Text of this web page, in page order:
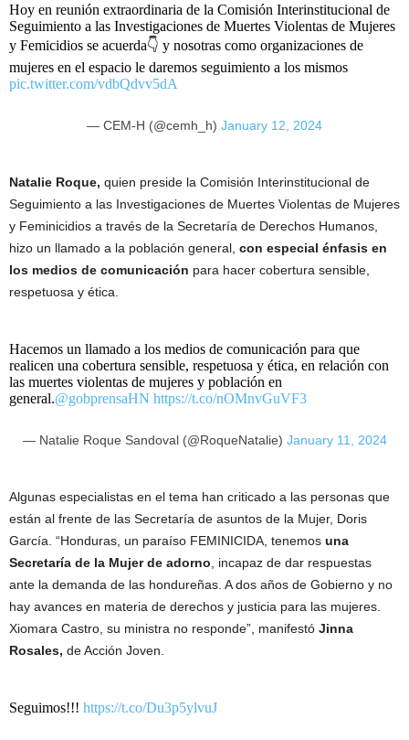
Hoy en reunión extraordinaria de la Comisión Interinstitucional de
Seguimiento a las Investigaciones de Muertes Violentas de Mujeres
y Femicidios se acuerda👇 y nosotras como organizaciones de
mujeres en el espacio le daremos seguimiento a los mismos
pic.twitter.com/vdbQdvv5dA
— CEM-H (@cemh_h) January 12, 2024
Natalie Roque, quien preside la Comisión Interinstitucional de
Seguimiento a las Investigaciones de Muertes Violentas de Mujeres
y Feminicidios a través de la Secretaría de Derechos Humanos,
hizo un llamado a la población general, con especial énfasis en
los medios de comunicación para hacer cobertura sensible,
respetuosa y ética.
Hacemos un llamado a los medios de comunicación para que
realicen una cobertura sensible, respetuosa y ética, en relación con
las muertes violentas de mujeres y población en
general.@gobprensaHN https://t.co/nOMnvGuVF3
— Natalie Roque Sandoval (@RoqueNatalie) January 11, 2024
Algunas especialistas en el tema han criticado a las personas que
están al frente de las Secretaría de asuntos de la Mujer, Doris
García. “Honduras, un paraíso FEMINICIDA, tenemos una
Secretaría de la Mujer de adorno , incapaz de dar respuestas
ante la demanda de las hondureñas. A dos años de Gobierno y no
hay avances en materia de derechos y justicia para las mujeres.
Xiomara Castro, su ministra no responde”, manifestó Jinna
Rosales, de Acción Joven.
Seguimos!!! https://t.co/Du3p5ylvuJ